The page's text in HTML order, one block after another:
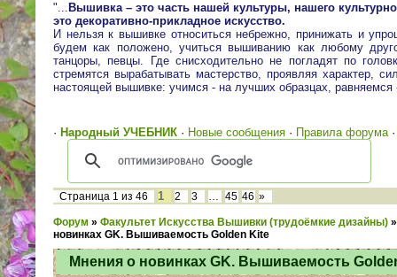
"... Вышивка – это часть нашей культуры, нашего
это декоративно-прикладное искусство.
И нельзя к вышивке относиться небрежно, принижать и
будем как положено, учиться вышиванию как любому
танцоры, певцы. Где снисходительно не погладят по
стремятся вырабатывать мастерство, проявляя характер,
настоящей вышивке: учимся - на лучших образцах,
· Народный УЧЕБНИК · Новые сообщения · Правила форума
Страница 1 из 46 1 2 3 … 45 46 »
Форум » Факультет Искусства Вышивки (трудоёмкие дизайны) »
новинках GK. Вышиваемость Golden Kite
Мнения о новинках GK. Вышиваемость